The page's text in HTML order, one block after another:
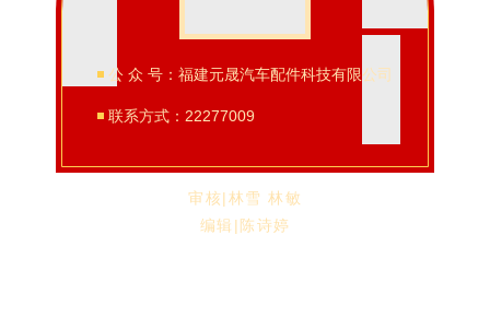
公 众 号：福建元晟汽车配件科技有限公司
联系方式：22277009
审核|林雪 林敏
编辑|陈诗婷